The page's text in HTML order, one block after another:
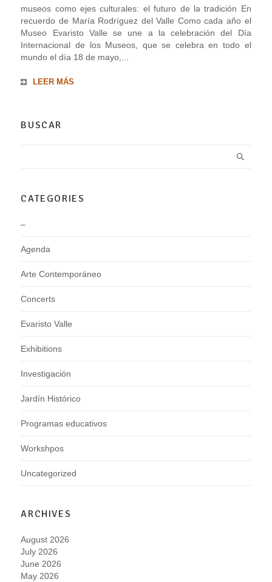
museos como ejes culturales: el futuro de la tradición En
recuerdo de María Rodríguez del Valle Como cada año el
Museo Evaristo Valle se une a la celebración del Día
Internacional de los Museos, que se celebra en todo el
mundo el día 18 de mayo,...
LEER MÁS
BUSCAR
CATEGORIES
–
Agenda
Arte Contemporáneo
Concerts
Evaristo Valle
Exhibitions
Investigación
Jardín Histórico
Programas educativos
Workshpos
Uncategorized
ARCHIVES
August 2026
July 2026
June 2026
May 2026